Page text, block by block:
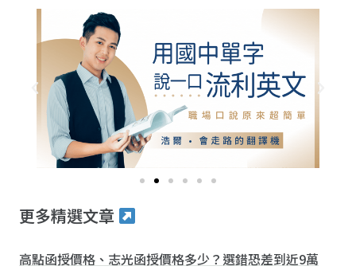
更多精選文章
高點函授價格、志光函授價格多少？選錯恐差到近9萬